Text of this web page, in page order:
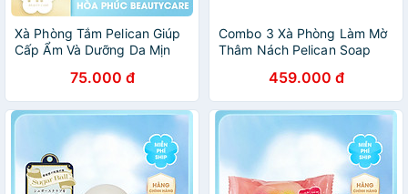
Xà Phòng Tắm Pelican Giúp
Cấp Ẩm Và Dưỡng Da Mịn
Acid Soap75.000 đ
Combo 3 Xà Phòng Làm Mờ
Thâm Nách Pelican Soap
Kích Ứng459.000 đ